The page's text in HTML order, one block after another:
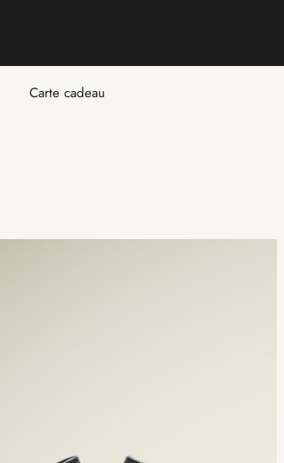
Carte cadeau